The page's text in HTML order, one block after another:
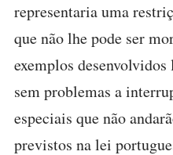
representaria uma
que não lhe pode ser
exemplos
sem problemas a
especiais que não
previstos na lei